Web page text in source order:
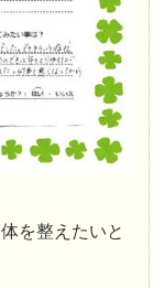
を整えたいと